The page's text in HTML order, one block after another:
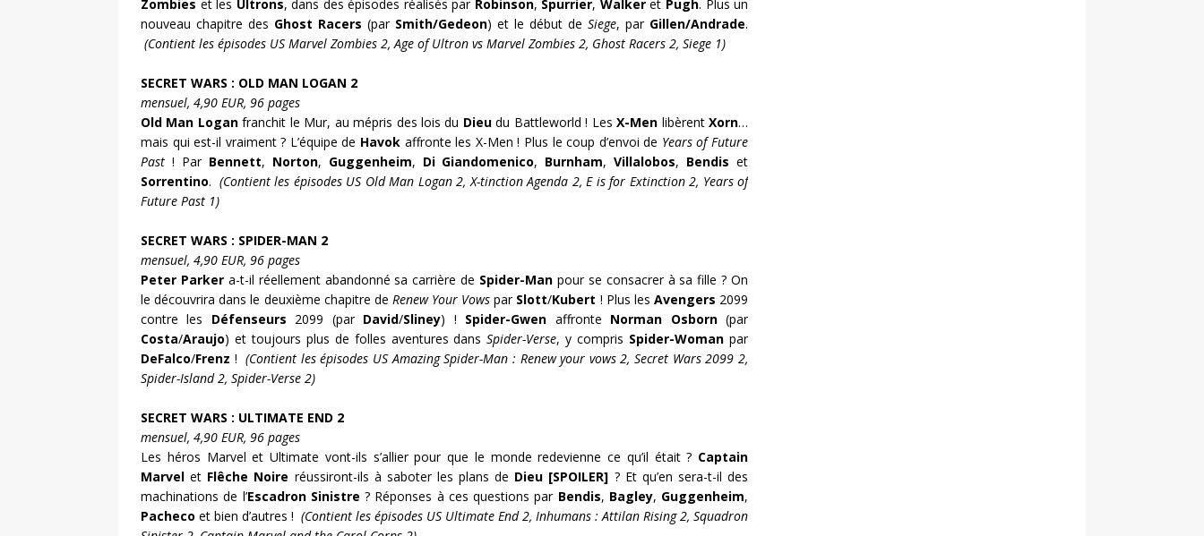
Zombies et les Ultrons, dans des épisodes réalisés par Robinson, Spurrier, Walkeret Pugh. Plus un
nouveau chapitre des Ghost Racers(par Smith/Gedeon) et le début deSiege, par Gillen/Andrade.
(Contient les épisodes US Marvel Zombies 2, Age of Ultron vs Marvel Zombies 2, Ghost Racers 2, Siege 1)
SECRET WARS : OLD MAN LOGAN 2
mensuel, 4,90 EUR, 96 pages
Old Man Loganfranchit le Mur, au mépris des lois du Dieudu Battleworld ! LesX-Men libèrentXorn…
mais qui est-il vraiment ? L’équipe de Havok affronte les X-Men ! Plus le coup d’envoi de Years of Future
Past ! Par Bennett, Norton, Guggenheim, Di Giandomenico, Burnham,Villalobos, Bendis et
Sorrentino. (Contient les épisodes US Old Man Logan 2, X-tinction Agenda 2, E is for Extinction 2, Years of
Future Past 1)
SECRET WARS : SPIDER-MAN 2
mensuel, 4,90 EUR, 96 pages
Peter Parkera-t-il réellement abandonné sa carrière de Spider-Man pour se consacrer à sa fille ? On
le découvrira dans le deuxième chapitre de Renew Your Vows par Slott/Kubert ! Plus les Avengers 2099
contre les Défenseurs 2099 (par David/Sliney) ! Spider-Gwen affronte Norman Osborn(par
Costa/Araujo) et toujours plus de folles aventures dansSpider-Verse, y compris Spider-Woman par
DeFalco/Frenz ! (Contient les épisodes US Amazing Spider-Man : Renew your vows 2, Secret Wars 2099 2,
Spider-Island 2, Spider-Verse 2)
SECRET WARS : ULTIMATE END 2
mensuel, 4,90 EUR, 96 pages
Les héros Marvel et Ultimate vont-ils s’allier pour que le monde redevienne ce qu’il était ? Captain
Marvel et Flêche Noire réussiront-ils à saboter les plans de Dieu [SPOILER] ? Et qu’en sera-t-il des
machinations de l’Escadron Sinistre? Réponses à ces questions par Bendis, Bagley, Guggenheim,
Pacheco et bien d’autres !(Contient les épisodes US Ultimate End 2, Inhumans : Attilan Rising 2, Squadron